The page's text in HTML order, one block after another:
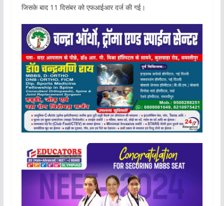
जिसके बाद 11 दिसंबर को एफआईआर दर्ज की गई।